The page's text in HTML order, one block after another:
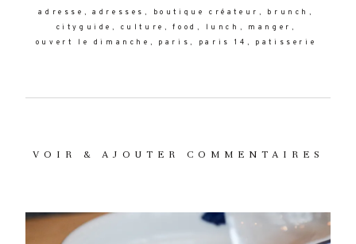
adresse adresses boutique créateur brunch
cityguide culture food lunch manger
ouvert le dimanche paris paris 14 patisserie
VOIR & AJOUTER COMMENTAIRES